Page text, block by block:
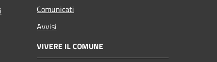
Comunicati
Avvisi
VIVERE IL COMUNE